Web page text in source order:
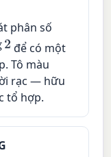
phân số
để có một
Tô màu
rạc — hữu
tổ hợp.